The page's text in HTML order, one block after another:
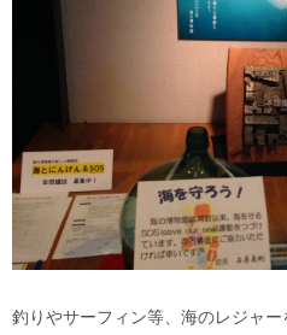
釣りやサーフィン等、海のレジャ